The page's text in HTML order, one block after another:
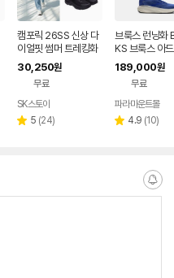
캠포릭 26SS 신상 다
이얼핏 썸머 트레킹화
남성
30,250원
무료
SK스토아
별 5 리
(24)
브룩스 런닝화
KS 브룩스 아
GTS 25 워킹
러닝화
189,000원
무료
파라마운트몰
별 4.9 리
(10)
알